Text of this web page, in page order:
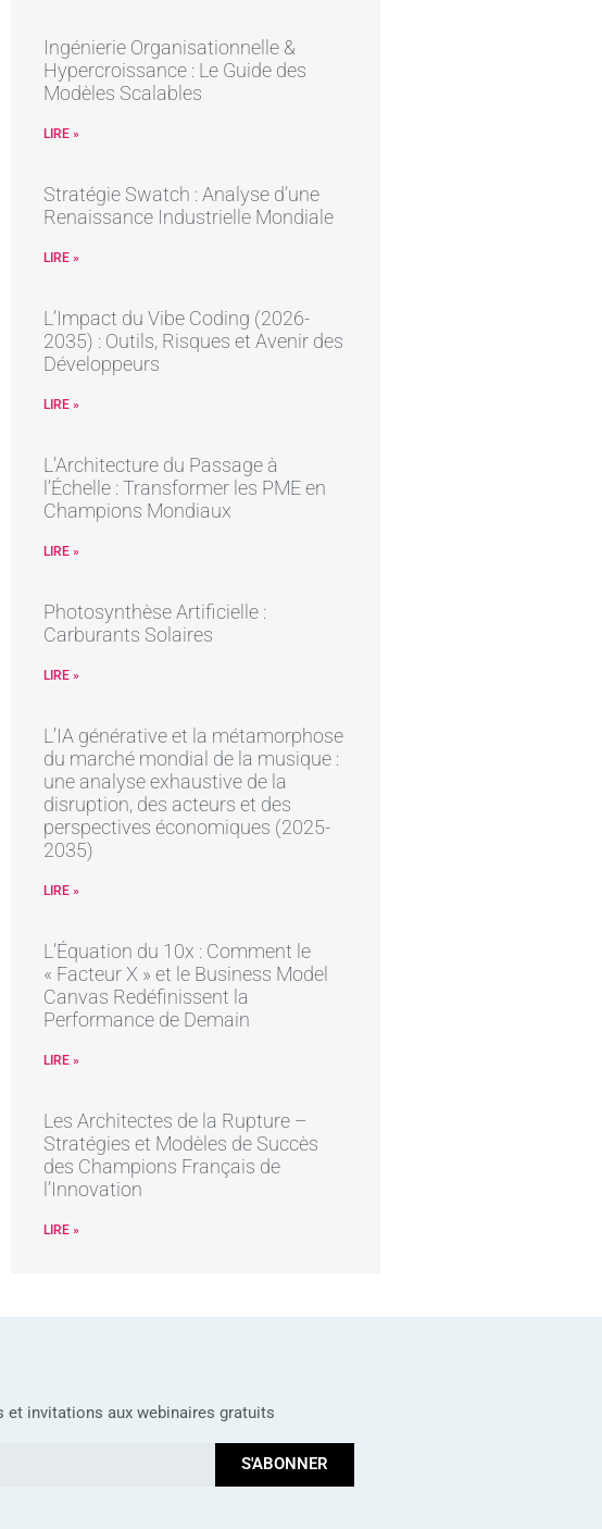
Ingénierie Organisationnelle &
Hypercroissance : Le Guide des
Modèles Scalables
LIRE »
Stratégie Swatch : Analyse d’une
Renaissance Industrielle Mondiale
LIRE »
L’Impact du Vibe Coding (2026-
2035) : Outils, Risques et Avenir des
Développeurs
LIRE »
L’Architecture du Passage à
l’Échelle : Transformer les PME en
Champions Mondiaux
LIRE »
Photosynthèse Artificielle :
Carburants Solaires
LIRE »
L’IA générative et la métamorphose
du marché mondial de la musique :
une analyse exhaustive de la
disruption, des acteurs et des
perspectives économiques (2025-
2035)
LIRE »
L’Équation du 10x : Comment le
« Facteur X » et le Business Model
Canvas Redéfinissent la
Performance de Demain
LIRE »
Les Architectes de la Rupture –
Stratégies et Modèles de Succès
des Champions Français de
l’Innovation
LIRE »
et invitations aux webinaires gratuits
S'ABONNER